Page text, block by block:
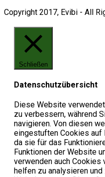
Copyright 2017, Evibi - All
Schließen
Datenschutzübersicht
Diese Website
zu verbessern, während
navigieren. Von diesen
eingestuften Cookies auf
da sie für das
Funktionen der Website
verwenden auch Cookies
helfen zu analysieren